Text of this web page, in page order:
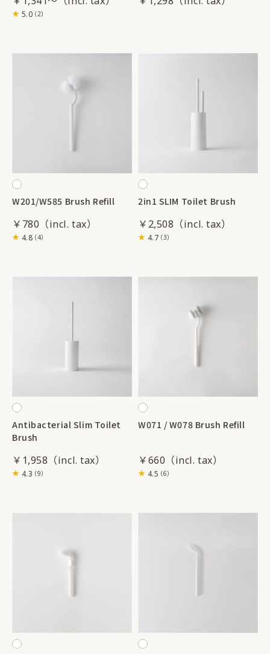
5.0（2）
W201/W585 Brush Refill
￥780
4.8（4）
2in1 SLIM Toilet Brush
￥2,508
4.7（3）
Antibacterial Slim Toilet
Brush
￥1,958
4.3（9）
W071 / W078 Brush Refill
￥660
4.5（6）